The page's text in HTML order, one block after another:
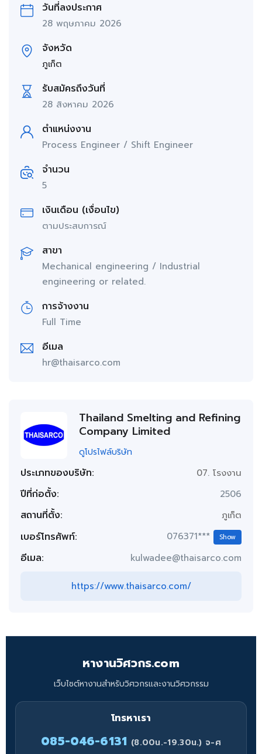
วันที่ลงประกาศ
28 พฤษภาคม 2026
จังหวัด
ภูเก็ต
รับสมัครถึงวันที่
28 สิงหาคม 2026
ตำแหน่งงาน
Process Engineer / Shift Engineer
จำนวน
5
เงินเดือน (เงื่อนไข)
ตามประสบการณ์
สาขา
Mechanical engineering / Industrial
engineering or related.
การจ้างงาน
Full Time
อีเมล
hr@thaisarco.com
Thailand Smelting and Refining
Company Limited
ดูโปรไฟล์บริษัท
ประเภทของบริษัท: 07. โรงงาน
ปีที่ก่อตั้ง: 2506
สถานที่ตั้ง: ภูเก็ต
เบอร์โทรศัพท์: 076371*** Show
อีเมล: kulwadee@thaisarco.com
https://www.thaisarco.com/
หางานวิศวกร.com
เว็บไซต์หางานสำหรับวิศวกรและงานวิศวกรรม
โทรหาเรา
085-046-6131 (8.00น.-19.30น.) จ-ศ